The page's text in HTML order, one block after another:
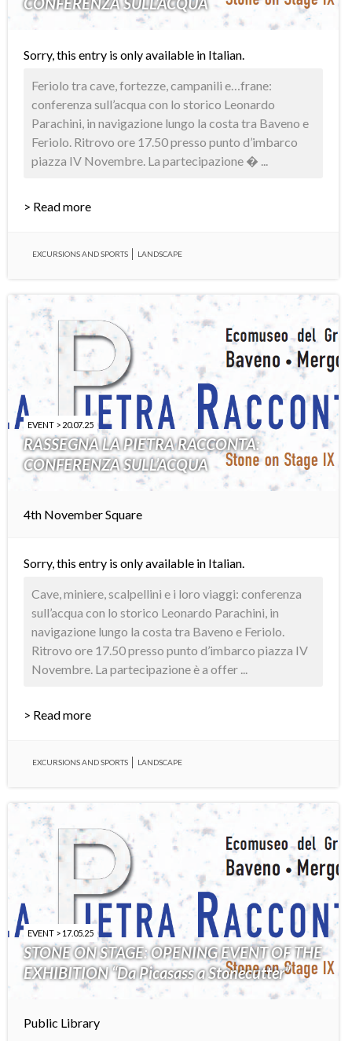
Sorry, this entry is only available in Italian.
Feriolo tra cave, fortezze, campanili e…frane:
conferenza sull’acqua con lo storico Leonardo
Parachini, in navigazione lungo la costa tra Baveno e
Feriolo. Ritrovo ore 17.50 presso punto d’imbarco
piazza IV Novembre. La partecipazione � ...
> Read more
EXCURSIONS AND SPORTS LANDSCAPE
EVENT > 20.07.25
RASSEGNA LA PIETRA RACCONTA:
CONFERENZA SULL’ACQUA
4th November Square
Sorry, this entry is only available in Italian.
Cave, miniere, scalpellini e i loro viaggi: conferenza
sull’acqua con lo storico Leonardo Parachini, in
navigazione lungo la costa tra Baveno e Feriolo.
Ritrovo ore 17.50 presso punto d’imbarco piazza IV
Novembre. La partecipazione è a offer ...
> Read more
EXCURSIONS AND SPORTS LANDSCAPE
EVENT > 17.05.25
STONE ON STAGE: OPENING EVENT OF THE
EXHIBITION “Da Picasass a Stonecutter”
Public Library